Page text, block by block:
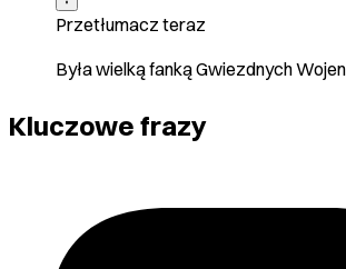
Przetłumacz teraz
Była wielką fanką Gwiezdnych
Kluczowe frazy